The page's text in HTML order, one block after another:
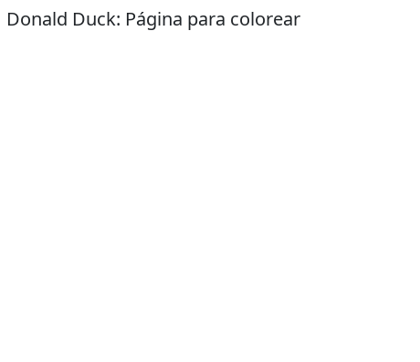
Stitch: Página para colorear